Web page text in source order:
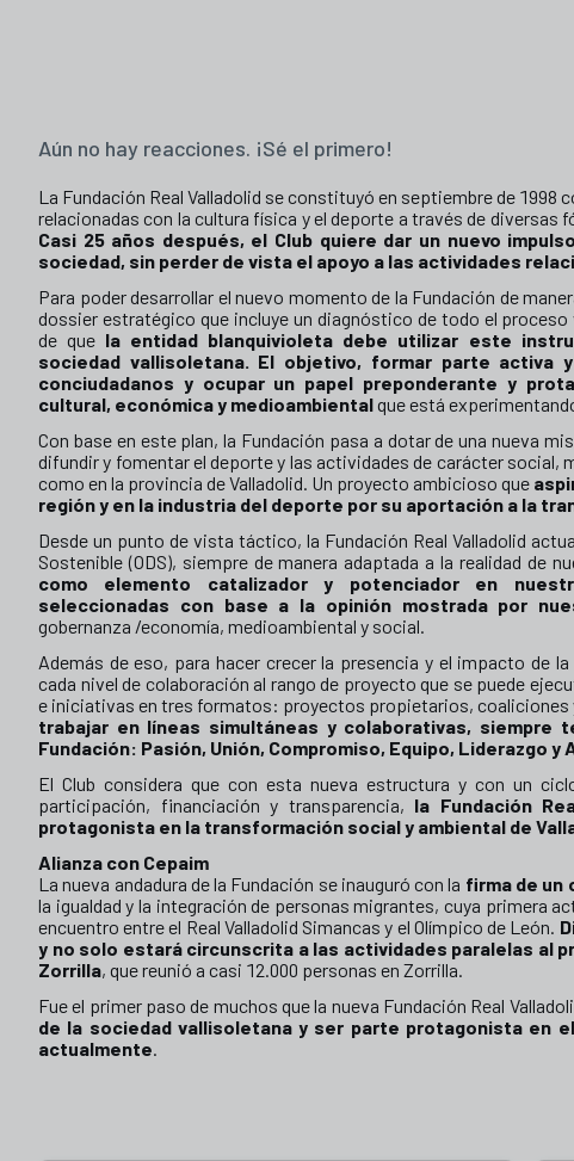
Aún no hay reacciones. ¡Sé el primero!
La Fundación Real Valladolid se constituyó en septiembre de
relacionadas con la cultura física y el deporte a través de
Casi 25 años después, el Club quiere dar un nuevo
sociedad, sin perder de vista el apoyo a las actividades
Para poder desarrollar el nuevo momento de la Fundación de
dossier estratégico que incluye un diagnóstico de todo el
de que la entidad blanquivioleta debe utilizar este
sociedad vallisoletana. El objetivo, formar parte activa
conciudadanos y ocupar un papel preponderante y
cultural, económica y medioambientalque está
Con base en este plan, la Fundación pasa a dotar de una nueva
difundir y fomentar el deporte y las actividades de carácter social,
como en la provincia de Valladolid. Un proyecto ambicioso que
región y en la industria del deporte por su aportación a la
Desde un punto de vista táctico, la Fundación Real Valladolid
Sostenible (ODS), siempre de manera adaptada a la realidad de
como elemento catalizador y potenciador en
seleccionadas con base a la opinión mostrada por
gobernanza /economía, medioambiental y social.
Además de eso, para hacer crecer la presencia y el impacto de
cada nivel de colaboración al rango de proyecto que se puede
e iniciativas en tres formatos: proyectos propietarios, coaliciones
trabajar en líneas simultáneas y colaborativas, siempre
Fundación: Pasión, Unión, Compromiso, Equipo, Liderazgo y
El Club considera que con esta nueva estructura y con un
participación, financiación y transparencia, la Fundación
protagonista en la transformación social y ambiental de
Alianza con Cepaim
La nueva andadura de la Fundación se inauguró con la firma de un
la igualdad y la integración de personas migrantes, cuya primera
encuentro entre el Real Valladolid Simancas y el Olímpico de León.
y no solo estará circunscrita a las actividades paralelas al
Zorrilla, que reunió a casi 12.000 personas en Zorrilla.
Fue el primer paso de muchos que la nueva Fundación Real
de la sociedad vallisoletana y ser parte protagonista en
actualmente.